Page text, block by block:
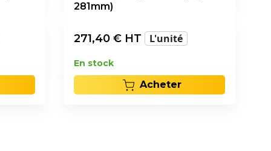
281mm)
271,40 € HT L'unité
En stock
Acheter